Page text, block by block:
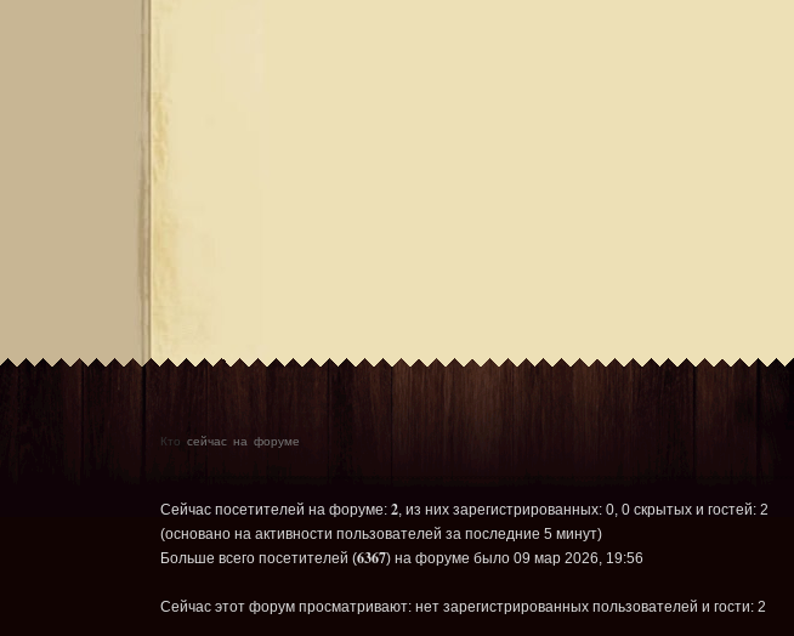
Кто сейчас на форуме
Сейчас посетителей на форуме: 2, из них зарегистрированных: 0, 0 скрытых и гостей: 2
(основано на активности пользователей за последние 5 минут)
Больше всего посетителей (6367) на форуме было 09 мар 2026, 19:56
Сейчас этот форум просматривают: нет зарегистрированных пользователей и гости: 2